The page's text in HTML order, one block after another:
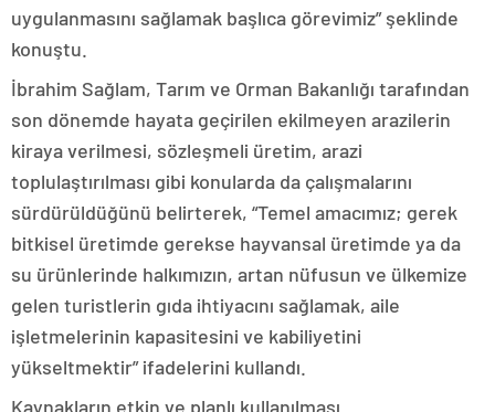
uygulanmasını sağlamak başlıca görevimiz” şeklinde
konuştu.
İbrahim Sağlam, Tarım ve Orman Bakanlığı tarafından
son dönemde hayata geçirilen ekilmeyen arazilerin
kiraya verilmesi, sözleşmeli üretim, arazi
toplulaştırılması gibi konularda da çalışmalarını
sürdürüldüğünü belirterek, “Temel amacımız; gerek
bitkisel üretimde gerekse hayvansal üretimde ya da
su ürünlerinde halkımızın, artan nüfusun ve ülkemize
gelen turistlerin gıda ihtiyacını sağlamak, aile
işletmelerinin kapasitesini ve kabiliyetini
yükseltmektir” ifadelerini kullandı.
Kaynakların etkin ve planlı kullanılması